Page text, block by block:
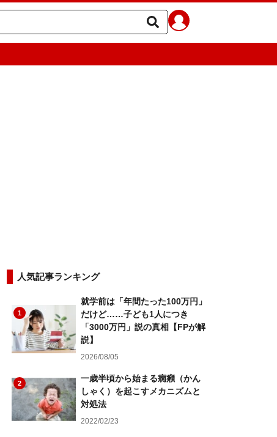
人気記事ランキング
1
就学前は「年間たった100万円」
だけど……子ども1人につき
「3000万円」説の真相【FPが解
説】
2026/08/05
2
一歳半頃から始まる癇癪（かん
しゃく）を起こすメカニズムと
対処法
2022/02/23